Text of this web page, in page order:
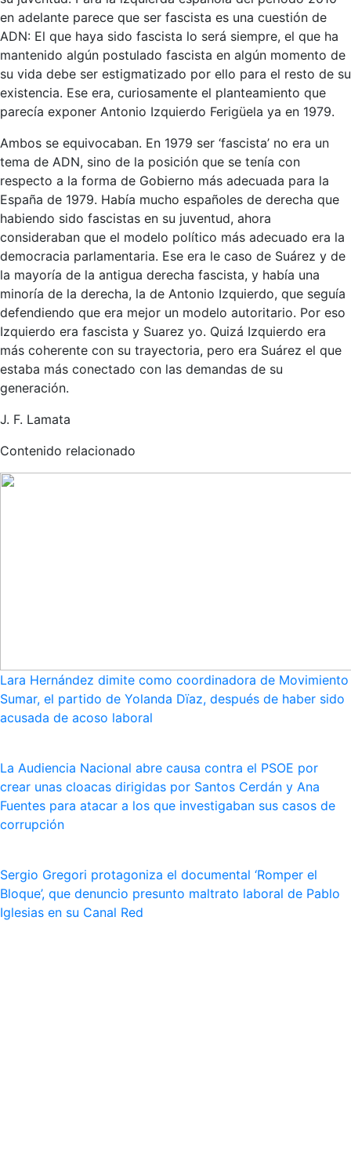
en adelante parece que ser fascista es una cuestión de
ADN: El que haya sido fascista lo será siempre, el que ha
mantenido algún postulado fascista en algún momento de
su vida debe ser estigmatizado por ello para el resto de su
existencia. Ese era, curiosamente el planteamiento que
parecía exponer Antonio Izquierdo Ferigüela ya en 1979.
Ambos se equivocaban. En 1979 ser ‘fascista’ no era un
tema de ADN, sino de la posición que se tenía con
respecto a la forma de Gobierno más adecuada para la
España de 1979. Había mucho españoles de derecha que
habiendo sido fascistas en su juventud, ahora
consideraban que el modelo político más adecuado era la
democracia parlamentaria. Ese era le caso de Suárez y de
la mayoría de la antigua derecha fascista, y había una
minoría de la derecha, la de Antonio Izquierdo, que seguía
defendiendo que era mejor un modelo autoritario. Por eso
Izquierdo era fascista y Suarez yo. Quizá Izquierdo era
más coherente con su trayectoria, pero era Suárez el que
estaba más conectado con las demandas de su
generación.
J. F. Lamata
Contenido relacionado
Lara Hernández dimite como coordinadora de Movimiento
Sumar, el partido de Yolanda Dïaz, después de haber sido
acusada de acoso laboral
La Audiencia Nacional abre causa contra el PSOE por
crear unas cloacas dirigidas por Santos Cerdán y Ana
Fuentes para atacar a los que investigaban sus casos de
corrupción
Sergio Gregori protagoniza el documental ‘Romper el
Bloque’, que denuncio presunto maltrato laboral de Pablo
Iglesias en su Canal Red